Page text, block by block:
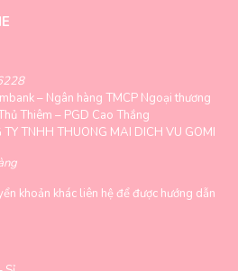
– Ngân hàng TMCP Ngoại thương
Thiêm – PGD Cao Thắng
TY TNHH THUONG MAI DICH VU GOMI
khoản khác liên hệ để được hướng dẫn